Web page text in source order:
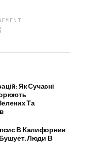
Як Сучасні
Та
В Калифорнии
Люди В